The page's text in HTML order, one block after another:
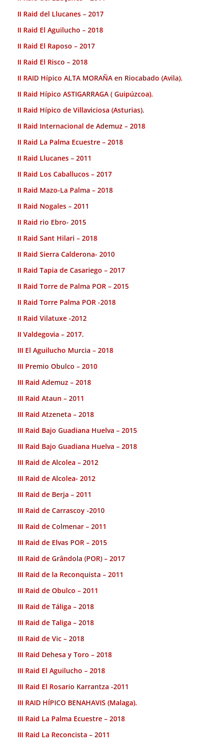
II Raid del Llucanes – 2017
II Raid El Aguilucho – 2018
II Raid El Raposo – 2017
II Raid El Risco – 2018
II RAID Hípico ALTA MORAÑA en Riocabado (Avila).
II Raid Hípico ASTIGARRAGA ( Guipúzcoa).
II Raid Hípico de Villaviciosa (Asturias).
II Raid Internacional de Ademuz – 2018
II Raid La Palma Ecuestre – 2018
II Raid Llucanes – 2011
II Raid Los Caballucos – 2017
II Raid Mazo-La Palma – 2018
II Raid Nogales – 2011
II Raid rio Ebro- 2015
II Raid Sant Hilari – 2018
II Raid Sierra Calderona- 2010
II Raid Tapia de Casariego – 2017
II Raid Torre de Palma POR – 2015
II Raid Torre Palma POR -2018
II Raid Vilatuxe -2012
II Valdegovia – 2017.
III El Aguilucho Murcia – 2018
III Premio Obulco – 2010
III Raid Ademuz – 2018
III Raid Ataun – 2011
III Raid Atzeneta – 2018
III Raid Bajo Guadiana Huelva – 2015
III Raid Bajo Guadiana Huelva – 2018
III Raid de Alcolea – 2012
III Raid de Alcolea- 2012
III Raid de Berja – 2011
III Raid de Carrascoy -2010
III Raid de Colmenar – 2011
III Raid de Elvas POR – 2015
III Raid de Grândola (POR) – 2017
III Raid de la Reconquista – 2011
III Raid de Obulco – 2011
III Raid de Táliga – 2018
III Raid de Taliga – 2018
III Raid de Vic – 2018
III Raid Dehesa y Toro – 2018
III Raid El Aguilucho – 2018
III Raid El Rosario Karrantza -2011
III RAID HÍPICO BENAHAVIS (Malaga).
III Raid La Palma Ecuestre – 2018
III Raid La Reconcista – 2011